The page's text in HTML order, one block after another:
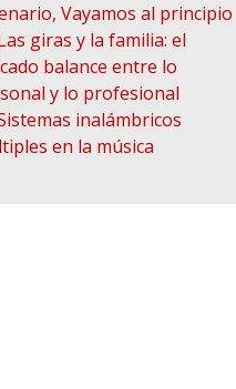
Vayamos al principio
giras y la familia: el
balance entre lo
y lo profesional
inalámbricos
en la música